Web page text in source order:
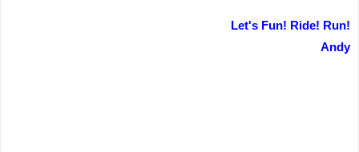
Let's Fun! Ride! Run!
Andy